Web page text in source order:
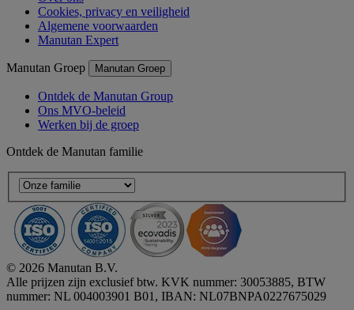
Cookies, privacy en veiligheid
Algemene voorwaarden
Manutan Expert
Manutan Groep Manutan Groep
Ontdek de Manutan Group
Ons MVO-beleid
Werken bij de groep
Ontdek de Manutan familie
© 2026 Manutan B.V.
Alle prijzen zijn exclusief btw. KVK nummer: 30053885, BTW
nummer: NL 004003901 B01, IBAN: NL07BNPA0227675029